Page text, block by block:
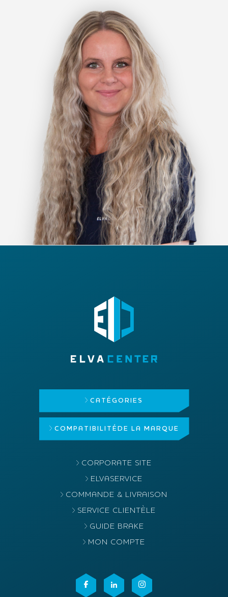
CATÉGORIES
COMPATIBILITÉ DE LA MARQUE
CORPORATE SITE
ELVASERVICE
COMMANDE & LIVRAISON
SERVICE CLIENTÈLE
GUIDE BRAKE
MON COMPTE